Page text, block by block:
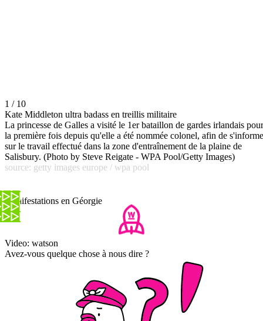
1 / 10
Kate Middleton ultra badass en treillis militaire
La princesse de Galles a visité le 1er bataillon de gardes irlandais pour
la première fois depuis qu'elle a été nommée colonel, afin de
sur le travail effectué dans la zone d'entraînement de la plaine de
Salisbury. (Photo by Steve Reigate - WPA Pool/Getty Images)
source: getty images europe / wpa pool
Manifestations en Géorgie
Video: watson
Avez-vous quelque chose à nous dire ?